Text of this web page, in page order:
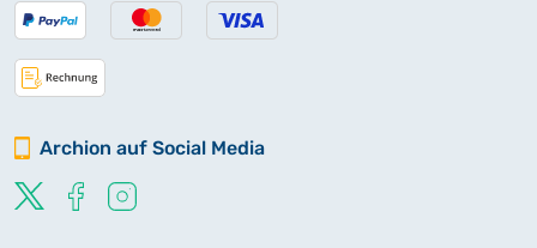
Archion auf Social Media